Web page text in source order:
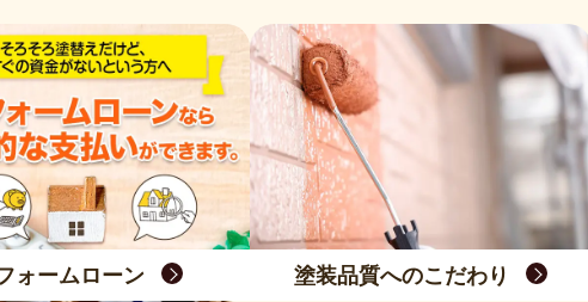
ォームローン 塗装品質へのこだわり